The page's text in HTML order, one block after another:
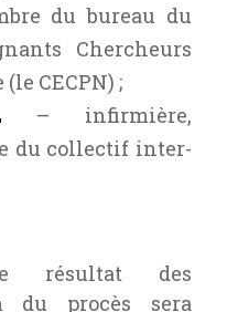
du bureau du
Chercheurs
CECPN) ;
– infirmière,
du collectif inter-
résultat des
du procès sera